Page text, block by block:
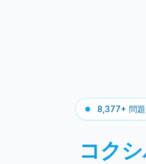
8,377+ 問題
コク